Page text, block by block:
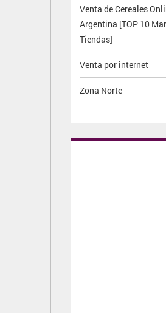
Venta de Cereales
Argentina [TOP 10
Tiendas]
Venta por internet
Zona Norte